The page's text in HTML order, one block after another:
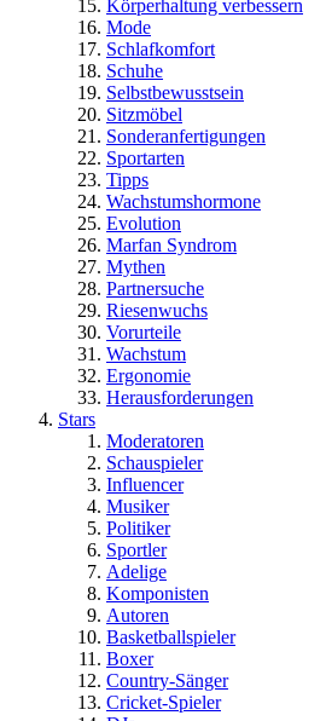
Körperhaltung verbessern
Mode
Schlafkomfort
Schuhe
Selbstbewusstsein
Sitzmöbel
Sonderanfertigungen
Sportarten
Tipps
Wachstumshormone
Evolution
Marfan Syndrom
Mythen
Partnersuche
Riesenwuchs
Vorurteile
Wachstum
Ergonomie
Herausforderungen
Stars
Moderatoren
Schauspieler
Influencer
Musiker
Politiker
Sportler
Adelige
Komponisten
Autoren
Basketballspieler
Boxer
Country-Sänger
Cricket-Spieler